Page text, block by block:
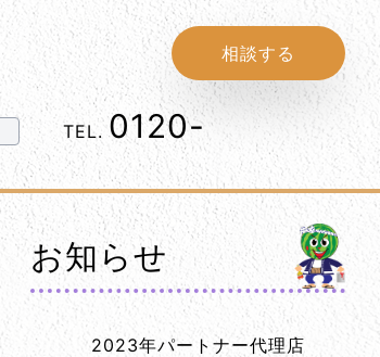
相談する
TEL.0120-1152-86
お知らせ
2023年パートナー代理店